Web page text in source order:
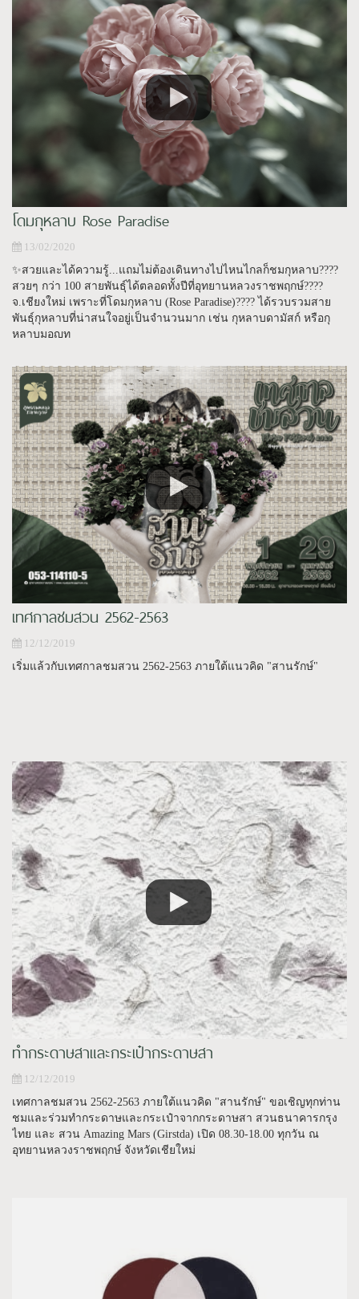
โดมกุหลาบ Rose Paradise
13/02/2020
✨สวยและได้ความรู้...แถมไม่ต้องเดินทางไปไหนไกลก็ชมกุหลาบ????
สวยๆ กว่า 100 สายพันธุ์ได้ตลอดทั้งปีที่อุทยานหลวงราชพฤกษ์????
จ.เชียงใหม่ เพราะที่โดมกุหลาบ (Rose Paradise)???? ได้รวบรวมสาย
พันธุ์กุหลาบที่น่าสนใจอยู่เป็นจำนวนมาก เช่น กุหลาบดามัสก์ หรือกุ
หลาบมอญท
เทศกาลชมสวน 2562-2563
12/12/2019
เริ่มแล้วกับเทศกาลชมสวน 2562-2563 ภายใต้แนวคิด "สานรักษ์"
ทำกระดาษสาและกระเป๋ากระดาษสา
12/12/2019
เทศกาลชมสวน 2562-2563 ภายใต้แนวคิด "สานรักษ์" ขอเชิญทุกท่าน
ชมและร่วมทำกระดาษและกระเป๋าจากกระดาษสา สวนธนาคารกรุง
ไทย และ สวน Amazing Mars (Girstda) เปิด 08.30-18.00 ทุกวัน ณ
อุทยานหลวงราชพฤกษ์ จังหวัดเชียใหม่